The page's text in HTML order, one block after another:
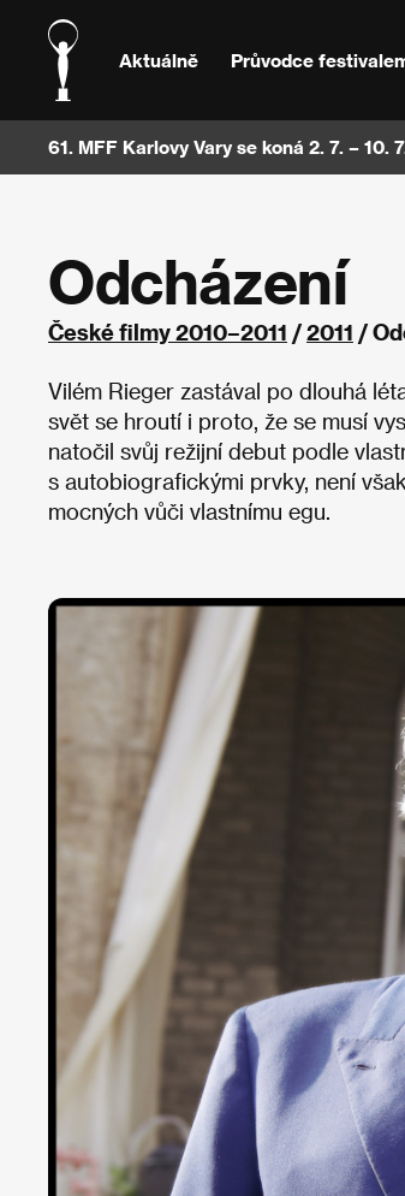
Aktuálně Průvodce
61. MFF Karlovy Vary se koná 2. 7. – 10.
Odcházení
České filmy 2010–2011 /2011 /
Vilém Rieger zastával po dlouhá
svět se hroutí i proto, že se musí
natočil svůj režijní debut podle
s autobiografickými prvky, není
mocných vůči vlastnímu egu.